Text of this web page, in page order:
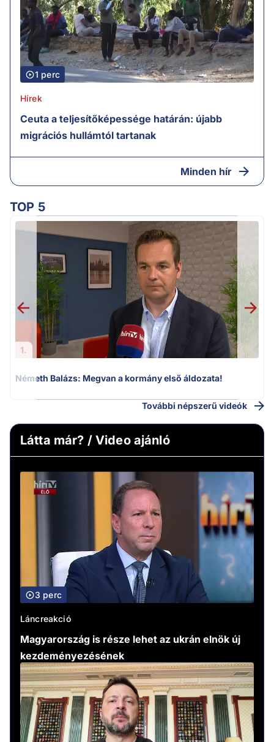
1 perc
Hírek
Ceuta a teljesítőképessége határán: újabb
migrációs hullámtól tartanak
Minden hír
TOP 5
1.
Németh Balázs: Megvan a kormány első áldozata!
További népszerű videók
Látta már? / Video ajánló
3 perc
Láncreakció
Magyarország is része lehet az ukrán elnök új
kezdeményezésének